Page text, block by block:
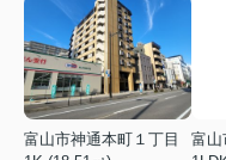
富山市神通本町１丁目
富山